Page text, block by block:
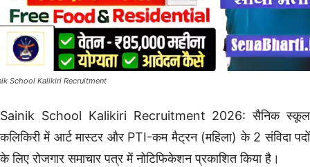
School Kalikiri Recruitment
Sainik School Kalikiri Recruitment 2026: सैनिक स्कूल
कलिकिरी में आर्ट मास्टर और PTI-कम मैट्रन (महिला) के 2 संविदा पदों
के लिए रोजगार समाचार पत्र में नोटिफिकेशन प्रकाशित किया है।